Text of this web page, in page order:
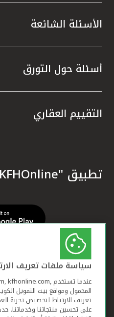
الأسئلة الشائعة
أسئلة حول التورق
التقييم العقاري
تطبيق "KFHOnline" للهواتف الذكية
سياسة ملفات تعريف
المحمول ومواقع بيت التمويل
تعريف الارتباط لتخصيص تجربة
على تحسين منتجاتنا وخدماتنا.